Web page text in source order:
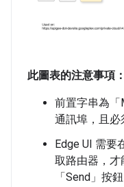
此圖表的注意事項：
前置字串為
通訊埠，且必
Edge UI 需要
取路由器，才
「Send」 按鈕